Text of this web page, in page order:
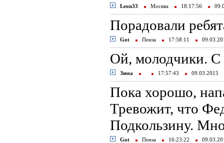
Leon33 Москва 18:17:56
Порадовали
Got Пенза 17:58:11
Ой, молодчики. C
Зима 17:57:43 09.03.2015
Пока хорошо,
Тревожит, что
Подкользину.
Got Пенза 16:23:22